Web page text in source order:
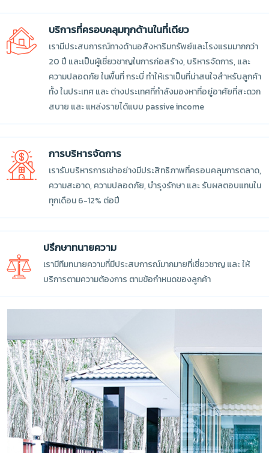
บริการที่ครอบคลุมทุกด้านในที่เดียว
เรามีประสบการณ์ทางด้านอสังหาริมทรัพย์และโรงแรมมากกว่า
20 ปี และเป็นผู้เชี่ยวชาญในการก่อสร้าง, บริหารจัดการ, และ
ความปลอดภัย ในพื้นที่ กระบี่ ทำให้เราเป็นที่น่าสนใจสำหรับลูกค้า
ทั้ง ในประเทศ และ ต่างประเทศที่กำลังมองหาที่อยู่อาศัยที่สะดวก
สบาย และ แหล่งรายได้แบบ passive income
การบริหารจัดการ
เรารับบริหารการเช่าอย่างมีประสิทธิภาพที่ครอบคลุมการตลาด,
ความสะอาด, ความปลอดภัย, บำรุงรักษา และ รับผลตอบแทนใน
ทุกเดือน 6-12% ต่อปี
ปรึกษาทนายความ
เรามีทีมทนายความที่มีประสบการณ์มากมายที่เชี่ยวชาญ และ ให้
บริการตามความต้องการ ตามข้อกำหนดของลูกค้า